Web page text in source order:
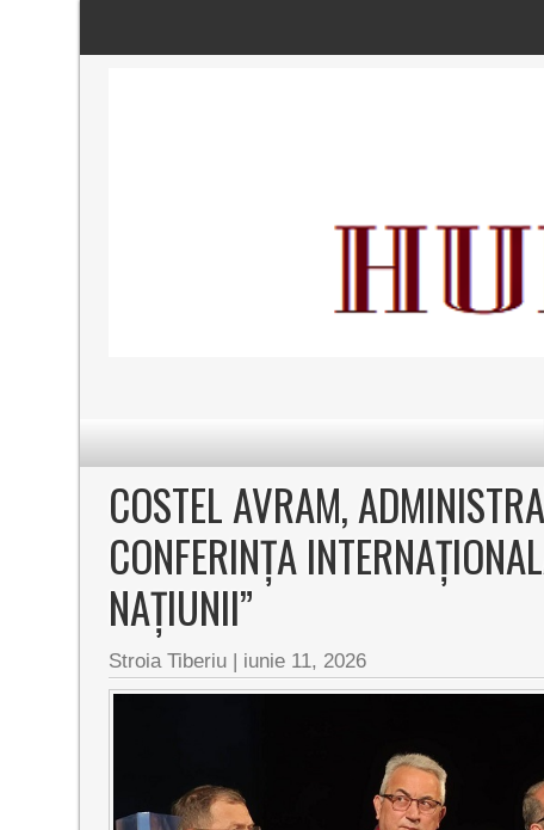
COSTEL AVRAM,
CONFERINȚA
NAȚIUNII”
Stroia Tiberiu | iunie 11, 2026